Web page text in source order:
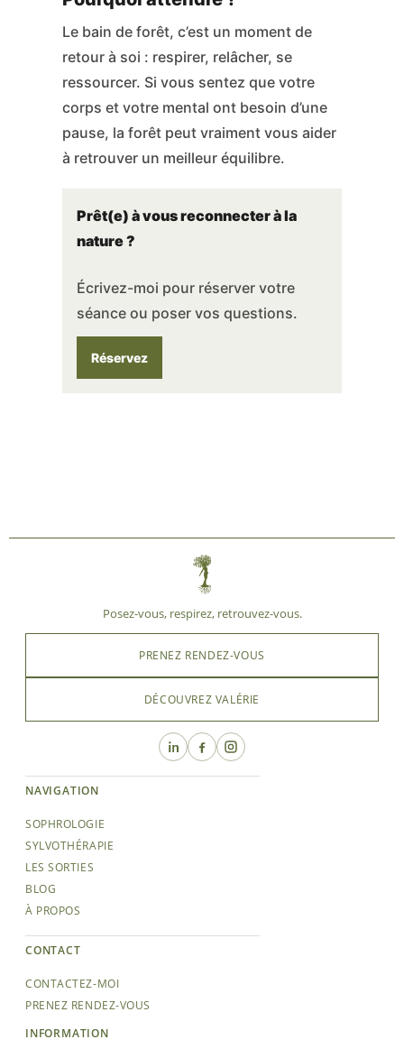
Le bain de forêt, c’est un moment de
retour à soi : respirer, relâcher, se
ressourcer. Si vous sentez que votre
corps et votre mental ont besoin d’une
pause, la forêt peut vraiment vous aider
à retrouver un meilleur équilibre.
Prêt(e) à vous reconnecter à la
nature ?
Écrivez-moi pour réserver votre
séance ou poser vos questions.
Réservez
Posez-vous, respirez, retrouvez-vous.
PRENEZ RENDEZ-VOUS
DÉCOUVREZ VALÉRIE
NAVIGATION
SOPHROLOGIE
SYLVOTHÉRAPIE
LES SORTIES
BLOG
À PROPOS
CONTACT
CONTACTEZ-MOI
PRENEZ RENDEZ-VOUS
INFORMATION